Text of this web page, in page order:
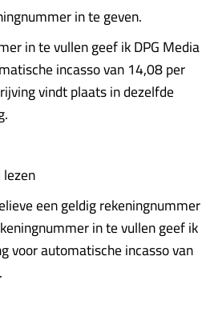
in te geven.
in te vullen geef ik DPG Media
incasso van 14,08 per
vindt plaats in dezelfde
een geldig rekeningnummer
in te vullen geef ik
voor automatische incasso van